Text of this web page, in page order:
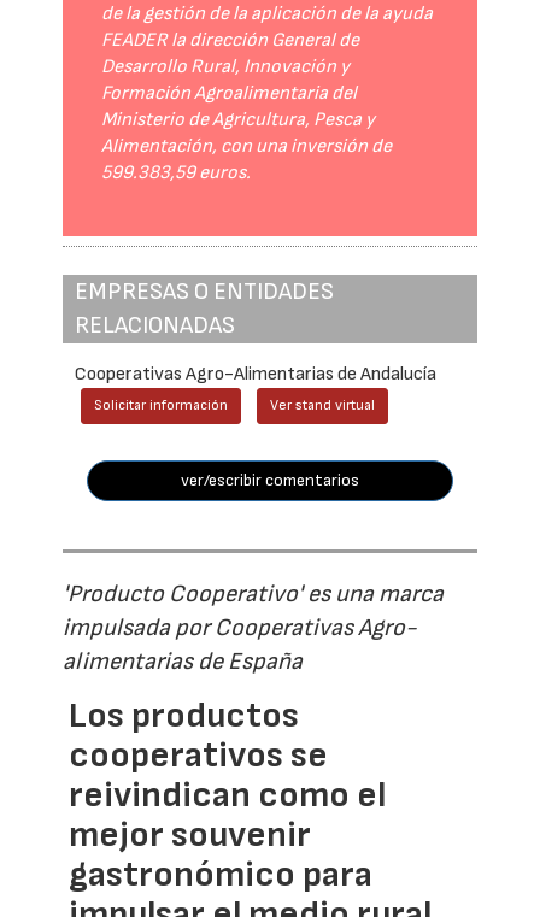
de la gestión de la aplicación de la ayuda
FEADER la dirección General de
Desarrollo Rural, Innovación y
Formación Agroalimentaria del
Ministerio de Agricultura, Pesca y
Alimentación, con una inversión de
599.383,59 euros.
EMPRESAS O ENTIDADES
RELACIONADAS
Cooperativas Agro-Alimentarias de Andalucía
Solicitar información Ver stand virtual
ver/escribir comentarios
'Producto Cooperativo' es una marca
impulsada por Cooperativas Agro-
alimentarias de España
Los productos
cooperativos se
reivindican como el
mejor souvenir
gastronómico para